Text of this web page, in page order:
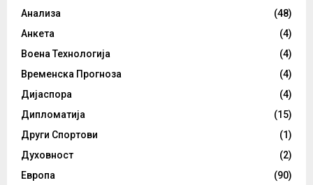
Анализа
(48)
Анкета
(4)
Воена Технологија
(4)
Временска Прогноза
(4)
Дијаспора
(4)
Дипломатија
(15)
Други Спортови
(1)
Духовност
(2)
Европа
(90)